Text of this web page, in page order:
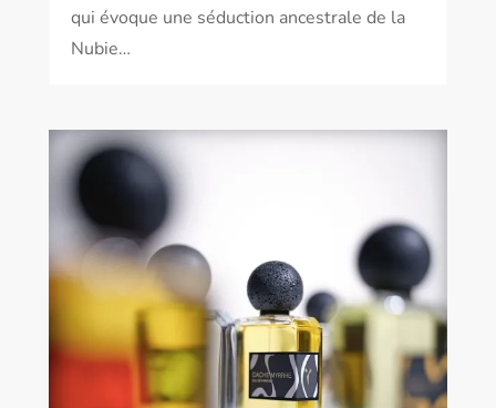
qui évoque une séduction ancestrale de la
Nubie…